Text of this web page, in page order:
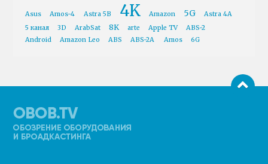
Asus Amos-4 Astra 5B 4K Amazon 5G
Astra 4A
5 канал
3D ArabSat 8K arte Apple TV
ABS-2
Android
Amazon Leo ABS ABS-2A Amos 6G